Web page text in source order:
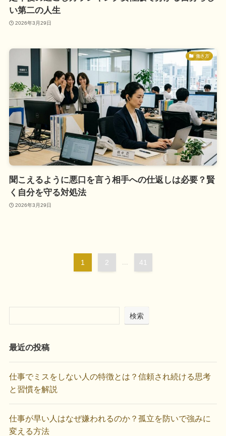
い第二の人生
2026年3月29日
働き方
聞こえるように悪口を言う相手への仕返しは必要？賢
く自分を守る対処法
2026年3月29日
1 2 41
検索
最近の投稿
仕事でミスをしない人の特徴とは？信頼され続ける思考
と習慣を解説
仕事が早い人はなぜ嫌われるのか？孤立を防いで強みに
変える方法